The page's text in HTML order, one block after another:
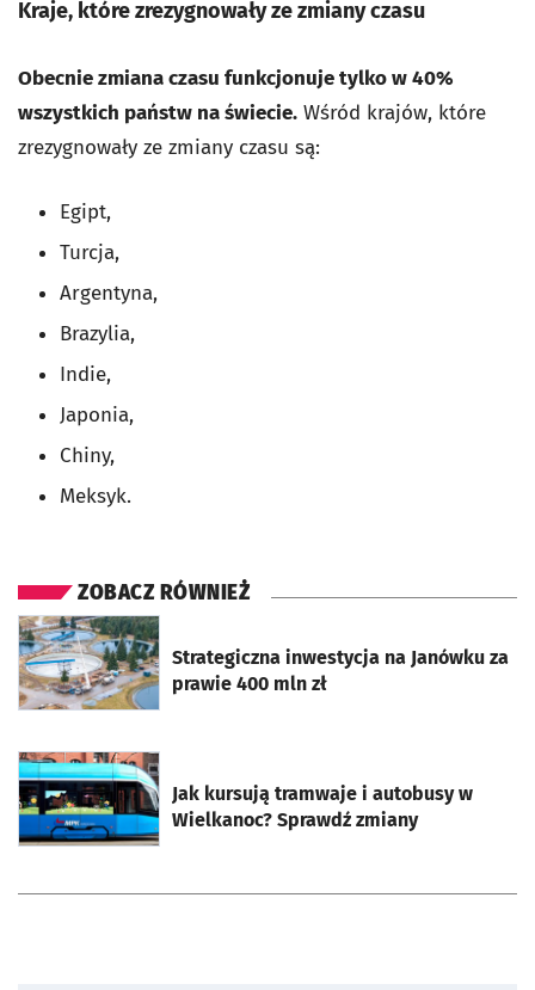
Kraje, które zrezygnowały ze zmiany czasu
Obecnie zmiana czasu funkcjonuje tylko w 40%
wszystkich państw na świecie. Wśród krajów, które
zrezygnowały ze zmiany czasu są:
Egipt,
Turcja,
Argentyna,
Brazylia,
Indie,
Japonia,
Chiny,
Meksyk.
ZOBACZ RÓWNIEŻ
Strategiczna inwestycja na Janówku za
prawie 400 mln zł
otworzy się w nowej karcie
Jak kursują tramwaje i autobusy w
Wielkanoc? Sprawdź zmiany
otworzy się w nowej karcie